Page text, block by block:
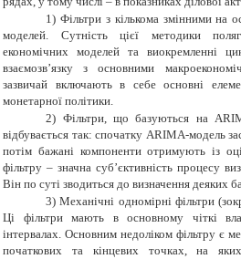
1) Фільтри з кількома змінними на
моделей. Сутність цієї методики
економічних моделей та виокремленні
взаємозв’язку з основними
зазвичай включають в себе основні
монетарної політики.
2) Фільтри, що базуються на
відбувається так: спочатку ARIMA-модель
потім бажані компоненти отримують із
фільтру – значна суб’єктивність процесу
Він по суті зводиться до визначення деяких
3) Механічні одномірні фільтри
Ці фільтри мають в основному чіткі
інтервалах. Основним недоліком фільтру є
початкових та кінцевих точках, на